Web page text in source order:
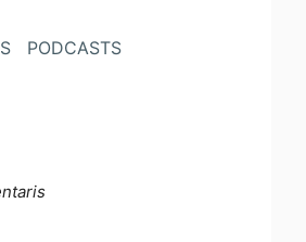
PODCASTS